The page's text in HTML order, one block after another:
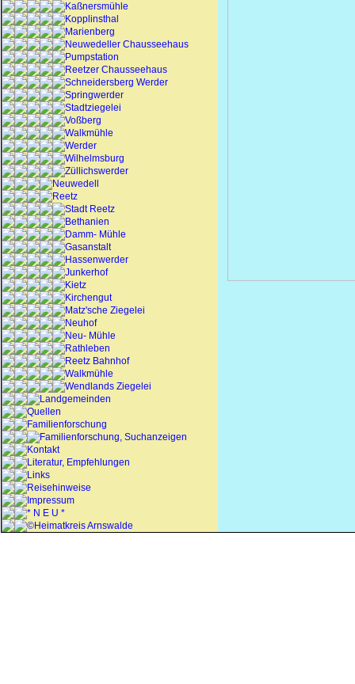
Kaßnersmühle
Kopplinsthal
Marienberg
Neuwedeller Chausseehaus
Pumpstation
Reetzer Chausseehaus
Schneidersberg Werder
Springwerder
Stadtziegelei
Voßberg
Walkmühle
Werder
Wilhelmsburg
Züllichswerder
Neuwedell
Reetz
Stadt Reetz
Bethanien
Damm- Mühle
Gasanstalt
Hassenwerder
Junkerhof
Kietz
Kirchengut
Matz'sche Ziegelei
Neuhof
Neu- Mühle
Rathleben
Reetz Bahnhof
Walkmühle
Wendlands Ziegelei
Landgemeinden
Quellen
Familienforschung
Familienforschung, Suchanzeigen
Kontakt
Literatur, Empfehlungen
Links
Reisehinweise
Impressum
* N E U *
©Heimatkreis Arnswalde